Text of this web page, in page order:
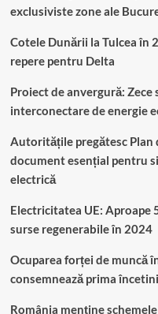
exclusiviste zone ale
Cotele Dunării la Tulcea în
repere pentru Delta
Proiect de anvergură:
interconectare de energie
Autoritățile pregătesc Plan
document esențial pentru
electrică
Electricitatea UE: Aproape
surse regenerabile în 2024
Ocuparea forței de muncă
consemnează prima
România menține